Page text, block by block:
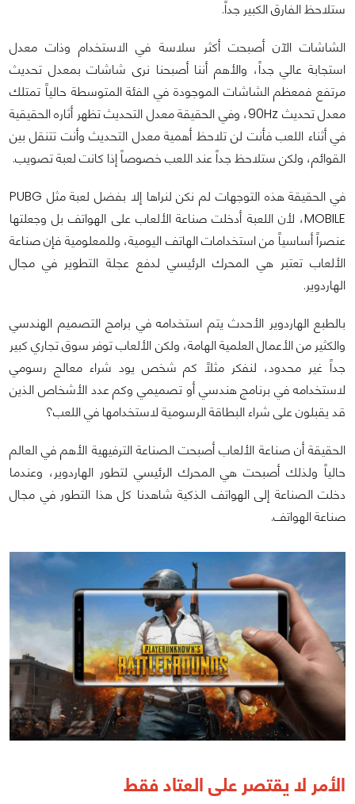
ستلاحظ الفارق الكبير جداً.
الشاشات الآن أصبحت أكثر سلاسة في الاستخدام وذات معدل
استجابة عالي جداً، والأهم أننا أصبحنا نرى شاشات بمعدل تحديث
مرتفع فمعظم الشاشات الموجودة في الفئة المتوسطة حالياً تمتلك
معدل تحديث 90Hz، وفي الحقيقة معدل التحديث تظهر أثاره الحقيقية
في أثناء اللعب فأنت لن تلاحظ أهمية معدل التحديث وأنت تتنقل بين
القوائم، ولكن ستلاحظ جداً عند اللعب خصوصاً إذا كانت لعبة تصويب.
في الحقيقة هذه التوجهات لم نكن لنراها إلا بفضل لعبة مثل PUBG
MOBILE، لأن اللعبة أدخلت صناعة الألعاب على الهواتف بل وجعلتها
عنصراً أساسياً من استخدامات الهاتف اليومية، وللمعلومية فإن صناعة
الألعاب تعتبر هي المحرك الرئيسي لدفع عجلة التطوير في مجال
الهاردوير.
بالطبع الهاردوير الأحدث يتم استخدامه في برامج التصميم الهندسي
والكثير من الأعمال العلمية الهامة، ولكن الألعاب توفر سوق تجاري كبير
جداً غير محدود، لنفكر مثلاً كم شخص يود شراء معالج رسومي
لاستخدامه في برنامج هندسي أو تصميمي وكم عدد الأشخاص الذين
قد يقبلون على شراء البطاقة الرسومية لاستخدامها في اللعب؟
الحقيقة أن صناعة الألعاب أصبحت الصناعة الترفيهية الأهم في العالم
حالياً ولذلك أصبحت هي المحرك الرئيسي لتطور الهاردوير، وعندما
دخلت الصناعة إلى الهواتف الذكية شاهدنا كل هذا التطور في مجال
صناعة الهواتف.
الأمر لا يقتصر على العتاد فقط